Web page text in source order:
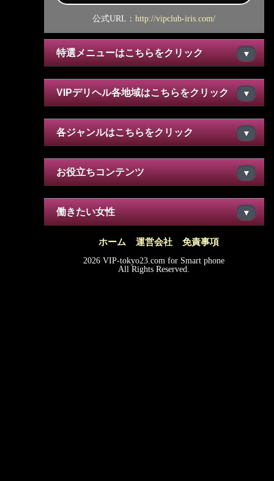
公式URL： http://vipclub-iris.com/
特選メニューはこちらをクリック ▼
VIPデリヘル各地域はこちらをクリック ▼
各ジャンルはこちらをクリック ▼
お役立ちコンテンツ ▼
働きたい女性 ▼
ホーム 運営会社 免責事項
2026 VIP-tokyo23.com for Smart phone
All Rights Reserved.